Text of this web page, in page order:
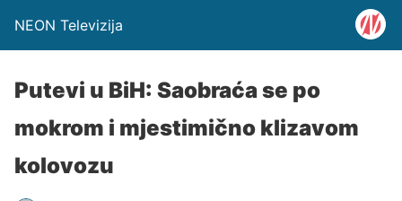
NEON Televizija
Putevi u BiH: Saobraća se po
mokrom i mjestimično klizavom
kolovozu